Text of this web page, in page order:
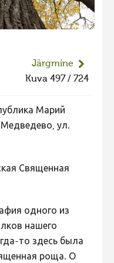
Järgmine
Kuva 497 / 724
Марий
ул.
Священная
одного из
нашего
то здесь была
роща. О